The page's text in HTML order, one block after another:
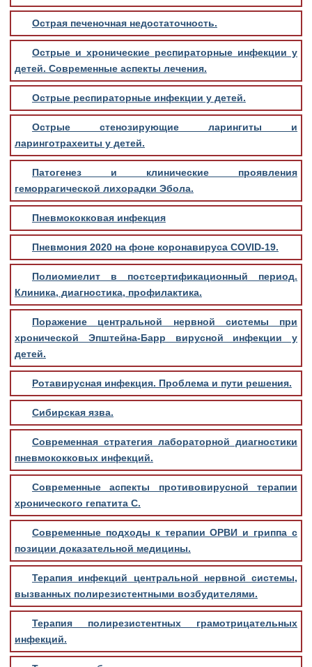
Острая печеночная недостаточность.
Острые и хронические респираторные инфекции у
детей. Современные аспекты лечения.
Острые респираторные инфекции у детей.
Острые стенозирующие ларингиты и
ларинготрахеиты у детей.
Патогенез и клинические проявления
геморрагической лихорадки Эбола.
Пневмококковая инфекция
Пневмония 2020 на фоне коронавируса COVID-19.
Полиомиелит в постсертификационный период.
Клиника, диагностика, профилактика.
Поражение центральной нервной системы при
хронической Эпштейна-Барр вирусной инфекции у
детей.
Ротавирусная инфекция. Проблема и пути решения.
Сибирская язва.
Современная стратегия лабораторной диагностики
пневмококковых инфекций.
Современные аспекты противовирусной терапии
хронического гепатита С.
Современные подходы к терапии ОРВИ и гриппа с
позиции доказательной медицины.
Терапия инфекций центральной нервной системы,
вызванных полирезистентными возбудителями.
Терапия полирезистентных грамотрицательных
инфекций.